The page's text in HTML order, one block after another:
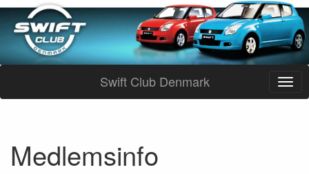
Swift Club Denmark
Medlemsinfo